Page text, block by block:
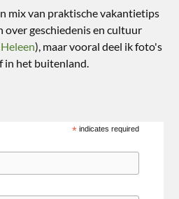
mix van praktische vakantietips
over geschiedenis en cultuur
), maar vooral deel ik foto's
in het buitenland.
* indicates required